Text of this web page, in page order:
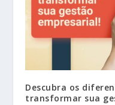
Descubra os
transformar sua